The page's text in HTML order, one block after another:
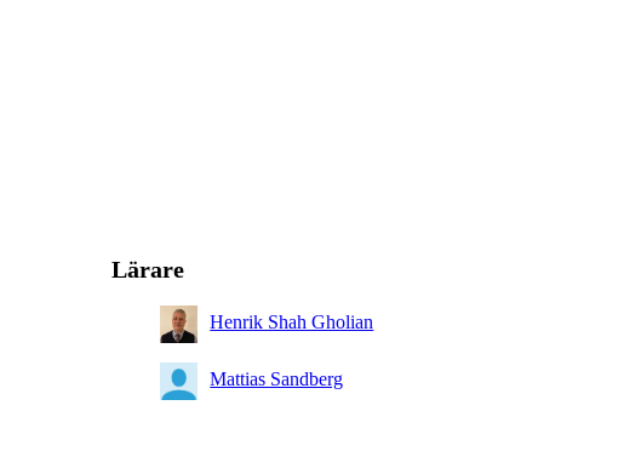
Lärare
Henrik Shah Gholian
Mattias Sandberg